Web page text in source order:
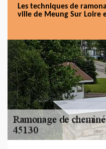
Les techniques de
ville de Meung Sur Loire